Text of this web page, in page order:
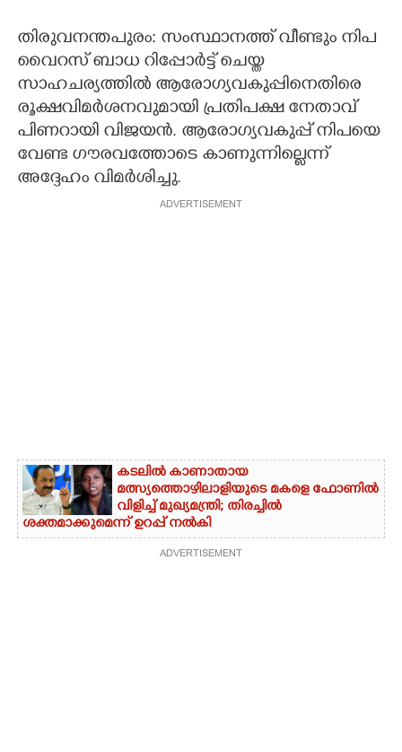
തിരുവനന്തപുരം: സംസ്ഥാനത്ത് വീണ്ടും നിപ
വൈറസ് ബാധ റിപ്പോർട്ട് ചെയ്ത
സാഹചര്യത്തിൽ ആരോഗ്യവകുപ്പിനെതിരെ
രൂക്ഷവിമർശനവുമായി പ്രതിപക്ഷ നേതാവ്
പിണറായി വിജയൻ. ആരോഗ്യവകുപ്പ് നിപയെ
വേണ്ട ​ഗൗരവത്തോടെ കാണുന്നില്ലെന്ന്
അദ്ദേഹം വിമർശിച്ചു.
ADVERTISEMENT
കടലിൽ കാണാതായ
മത്സ്യത്തൊഴിലാളിയുടെ മകളെ ഫോണിൽ
വിളിച്ച് മുഖ്യമന്ത്രി; തിരച്ചിൽ
ശക്തമാക്കുമെന്ന് ഉറപ്പ് നൽകി
ADVERTISEMENT